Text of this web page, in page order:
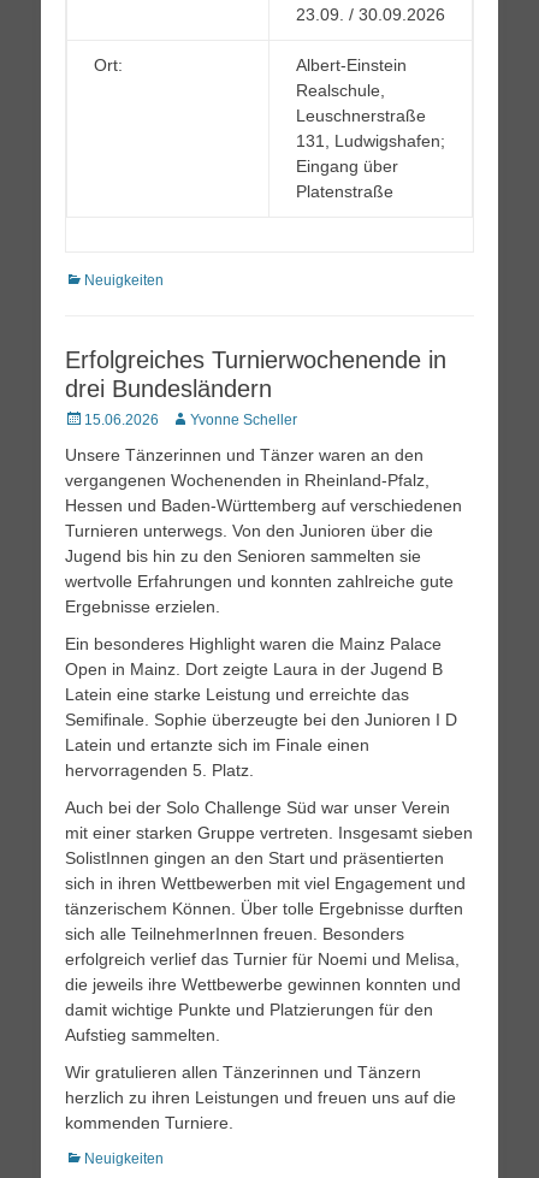
23.09. / 30.09.2026
Ort:
Albert-Einstein
Realschule,
Leuschnerstraße
131, Ludwigshafen;
Eingang über
Platenstraße
Kategorien
Neuigkeiten
Erfolgreiches Turnierwochenende in
drei Bundesländern
Posted
15.06.2026 AutorYvonne Scheller
Unsere Tänzerinnen und Tänzer waren an den
vergangenen Wochenenden in Rheinland-Pfalz,
Hessen und Baden-Württemberg auf verschiedenen
Turnieren unterwegs. Von den Junioren über die
Jugend bis hin zu den Senioren sammelten sie
wertvolle Erfahrungen und konnten zahlreiche gute
Ergebnisse erzielen.
Ein besonderes Highlight waren die Mainz Palace
Open in Mainz. Dort zeigte Laura in der Jugend B
Latein eine starke Leistung und erreichte das
Semifinale. Sophie überzeugte bei den Junioren I D
Latein und ertanzte sich im Finale einen
hervorragenden 5. Platz.
Auch bei der Solo Challenge Süd war unser Verein
mit einer starken Gruppe vertreten. Insgesamt sieben
SolistInnen gingen an den Start und präsentierten
sich in ihren Wettbewerben mit viel Engagement und
tänzerischem Können. Über tolle Ergebnisse durften
sich alle TeilnehmerInnen freuen. Besonders
erfolgreich verlief das Turnier für Noemi und Melisa,
die jeweils ihre Wettbewerbe gewinnen konnten und
damit wichtige Punkte und Platzierungen für den
Aufstieg sammelten.
Wir gratulieren allen Tänzerinnen und Tänzern
herzlich zu ihren Leistungen und freuen uns auf die
kommenden Turniere.
Kategorien
Neuigkeiten